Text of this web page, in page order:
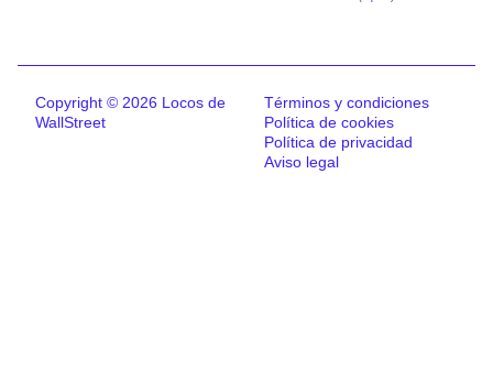
Copyright © 2026 Locos de
WallStreet
Términos y condiciones
Política de cookies
Política de privacidad
Aviso legal